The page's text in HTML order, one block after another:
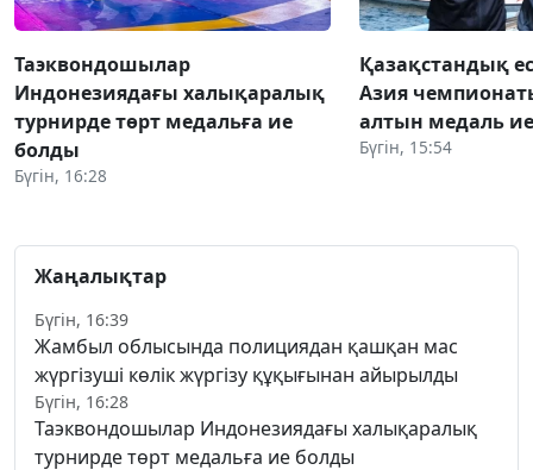
Таэквондошылар
Индонезиядағы халықаралық
турнирде төрт медальға ие
болды
Бүгін, 16:28
Қазақстандық
Азия
алтын медаль
Бүгін, 15:54
Жаңалықтар
Бүгін, 16:39
Жамбыл облысында полициядан қашқан мас
жүргізуші көлік жүргізу құқығынан айырылды
Бүгін, 16:28
Таэквондошылар Индонезиядағы халықаралық
турнирде төрт медальға ие болды